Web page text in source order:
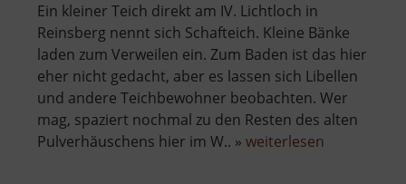
Ein kleiner Teich direkt am IV. Lichtloch in
Reinsberg nennt sich Schafteich. Kleine Bänke
laden zum Verweilen ein. Zum Baden ist das hier
eher nicht gedacht, aber es lassen sich Libellen
und andere Teichbewohner beobachten. Wer
mag, spaziert nochmal zu den Resten des alten
Pulverhäuschens hier im W.. » weiterlesen